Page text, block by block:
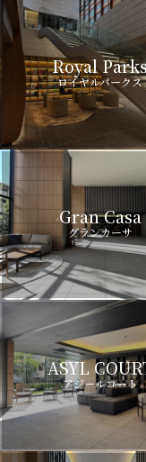
Royal
ロイヤルパークス
Gran Casa
グランカーサ
ASYL
アジールコート